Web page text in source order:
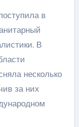
в
В
несколько
за них